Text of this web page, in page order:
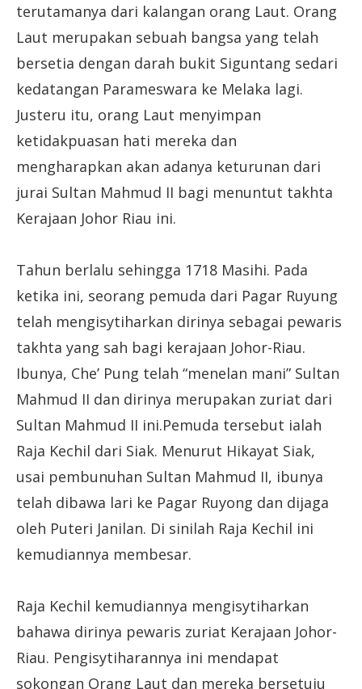
terutamanya dari kalangan orang Laut. Orang
Laut merupakan sebuah bangsa yang telah
bersetia dengan darah bukit Siguntang sedari
kedatangan Parameswara ke Melaka lagi.
Justeru itu, orang Laut menyimpan
ketidakpuasan hati mereka dan
mengharapkan akan adanya keturunan dari
jurai Sultan Mahmud II bagi menuntut takhta
Kerajaan Johor Riau ini.
Tahun berlalu sehingga 1718 Masihi. Pada
ketika ini, seorang pemuda dari Pagar Ruyung
telah mengisytiharkan dirinya sebagai pewaris
takhta yang sah bagi kerajaan Johor-Riau.
Ibunya, Che’ Pung telah “menelan mani” Sultan
Mahmud II dan dirinya merupakan zuriat dari
Sultan Mahmud II ini.Pemuda tersebut ialah
Raja Kechil dari Siak. Menurut Hikayat Siak,
usai pembunuhan Sultan Mahmud II, ibunya
telah dibawa lari ke Pagar Ruyong dan dijaga
oleh Puteri Janilan. Di sinilah Raja Kechil ini
kemudiannya membesar.
Raja Kechil kemudiannya mengisytiharkan
bahawa dirinya pewaris zuriat Kerajaan Johor-
Riau. Pengisytiharannya ini mendapat
sokongan Orang Laut dan mereka bersetuju